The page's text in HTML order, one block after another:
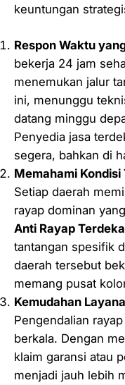
keuntungan
Respon Waktu
bekerja 24 jam
menemukan jalur
ini, menunggu
datang minggu
Penyedia jasa
segera, bahkan di
Memahami
Setiap daerah
rayap dominan
Anti Rayap
tantangan spesifik
daerah tersebut
memang pusat
Kemudahan
Pengendalian
berkala. Dengan
klaim garansi atau
menjadi jauh lebih